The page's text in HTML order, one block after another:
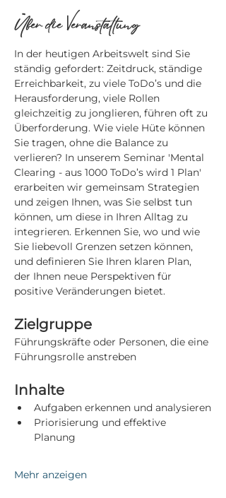
Über die Veranstaltung
In der heutigen Arbeitswelt sind Sie
ständig gefordert: Zeitdruck, ständige
Erreichbarkeit, zu viele ToDo’s und die
Herausforderung, viele Rollen
gleichzeitig zu jonglieren, führen oft zu
Überforderung. Wie viele Hüte können
Sie tragen, ohne die Balance zu
verlieren? In unserem Seminar 'Mental
Clearing - aus 1000 ToDo’s wird 1 Plan'
erarbeiten wir gemeinsam Strategien
und zeigen Ihnen, was Sie selbst tun
können, um diese in Ihren Alltag zu
integrieren. Erkennen Sie, wo und wie
Sie liebevoll Grenzen setzen können,
und definieren Sie Ihren klaren Plan,
der Ihnen neue Perspektiven für
positive Veränderungen bietet.
Zielgruppe
Führungskräfte oder Personen, die eine
Führungsrolle anstreben
Inhalte
Aufgaben erkennen und analysieren
Priorisierung und effektive
Planung
Mehr anzeigen